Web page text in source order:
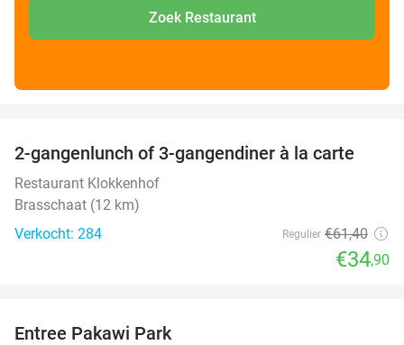
Zoek Restaurant
43%
2-gangenlunch of 3-gangendiner à la carte
Restaurant Klokkenhof
Brasschaat (12 km)
Verkocht: 284
Regulier €61,40
€34,90
Entree Pakawi Park